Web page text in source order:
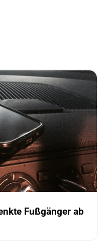
Fußgänger ab